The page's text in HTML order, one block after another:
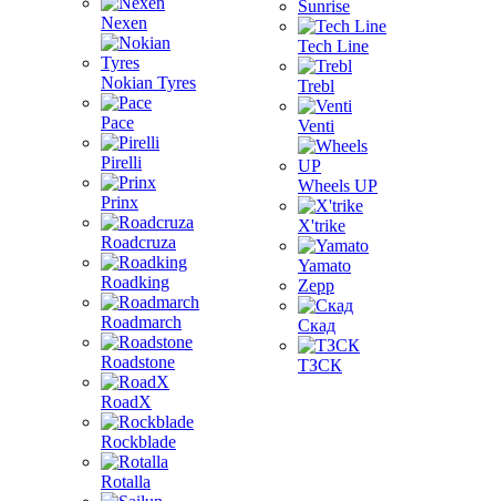
Nexen
Nokian Tyres
Pace
Pirelli
Prinx
Roadcruza
Roadking
Roadmarch
Roadstone
RoadX
Rockblade
Rotalla
Sunrise
Tech Line
Trebl
Venti
Wheels UP
X'trike
Yamato
Zepp
Скад
ТЗСК